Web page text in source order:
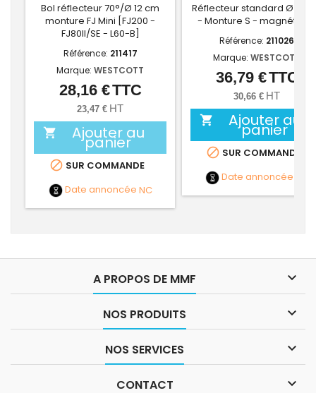
Bol réflecteur 70°/Ø 12 cm
monture FJ Mini [FJ200 -
FJ80II/SE - L60-B]
Référence: 211417
Marque: WESTCOTT
Prix
28,16 €TTC
23,47 € HT
 Ajouter au
panier
 SUR COMMANDE
Date annoncée NC
Réflecteur standard Ø 14
- Monture S - magnétique
Référence: 211026
Marque: WESTCOTT
Prix
36,79 €TTC
30,66 € HT
 Ajouter au
panier
 SUR COMMANDE
Date annoncée
A PROPOS DE MMF 
NOS PRODUITS 
NOS SERVICES 
CONTACT 